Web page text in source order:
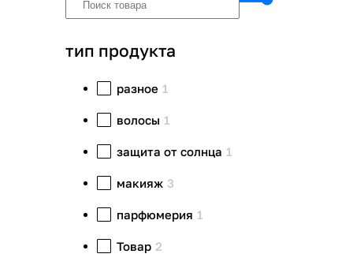
тип продукта
разное 1
волосы 1
защита от солнца 1
макияж 3
парфюмерия 1
Товар 2